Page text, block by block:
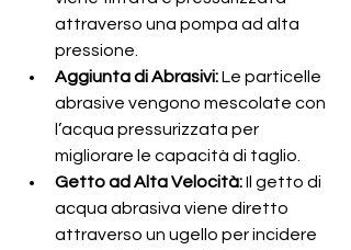
attraverso una pompa ad alta
pressione.
Aggiunta di Abrasivi: Le particelle
abrasive vengono mescolate con
l’acqua pressurizzata per
migliorare le capacità di taglio.
Getto ad Alta Velocità: Il getto di
acqua abrasiva viene diretto
attraverso un ugello per incidere